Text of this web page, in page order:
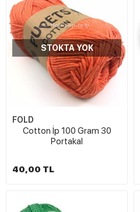
STOKTA YOK
FOLD
Cotton İp 100 Gram 30
Portakal
40,00 TL